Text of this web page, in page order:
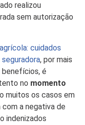
realizou
sem autorização
cuidados
, por mais
benefícios, é
no momento
muitos os casos em
a negativa de
indenizados